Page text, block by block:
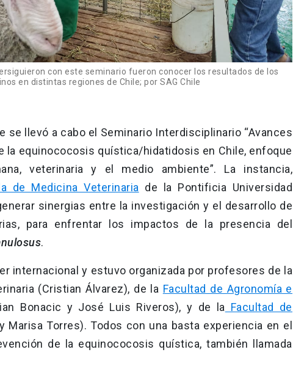
con este seminario fueron conocer los resultados de los
en distintas regiones de Chile; por SAG Chile
se llevó a cabo el Seminario Interdisciplinario “Avances
la equinococosis quística/hidatidosis en Chile, enfoque
veterinaria y el medio ambiente”. La instancia,
de Medicina Veterinaria de la Pontificia Universidad
sinergias entre la investigación y el desarrollo de
para enfrentar los impactos de la presencia del
.
internacional y estuvo organizada por profesores de la
(Cristian Álvarez), de la Facultad de Agronomía e
Bonacic y José Luis Riveros), y de la Facultad de
Marisa Torres). Todos con una basta experiencia en el
de la equinococosis quística, también llamada